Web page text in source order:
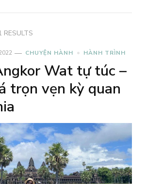
CHUYỆN HÀNH HÀNH TRÌNH
Wat tự túc –
trọn vẹn kỳ quan